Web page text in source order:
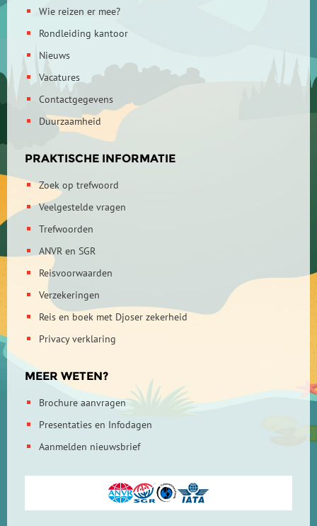
Wie reizen er mee?
Rondleiding kantoor
Nieuws
Vacatures
Contactgegevens
Duurzaamheid
PRAKTISCHE INFORMATIE
Zoek op trefwoord
Veelgestelde vragen
Trefwoorden
ANVR en SGR
Reisvoorwaarden
Verzekeringen
Reis en boek met Djoser zekerheid
Privacy verklaring
MEER WETEN?
Brochure aanvragen
Presentaties en Infodagen
Aanmelden nieuwsbrief